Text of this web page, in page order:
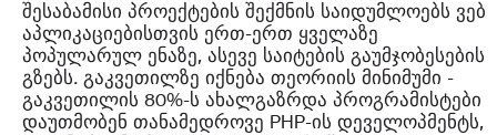
შესაბამისი პროექტების შექმნის საიდუმლოებს ვებ
აპლიკაციებისთვის ერთ-ერთ ყველაზე
პოპულარულ ენაზე, ასევე საიტების გაუმჯობესების
გზებს. გაკვეთილზე იქნება თეორიის მინიმუმი -
გაკვეთილის 80%-ს ახალგაზრდა პროგრამისტები
დაუთმობენ თანამედროვე PHP-ის დეველოპმენტს,